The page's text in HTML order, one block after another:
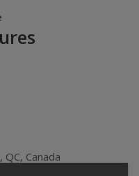
, QC, Canada